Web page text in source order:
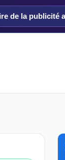
de la publicité